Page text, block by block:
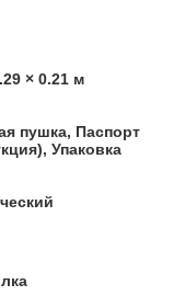
× 0.21 м
пушка, Паспорт
Упаковка